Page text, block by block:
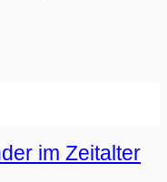
im Zeitalter